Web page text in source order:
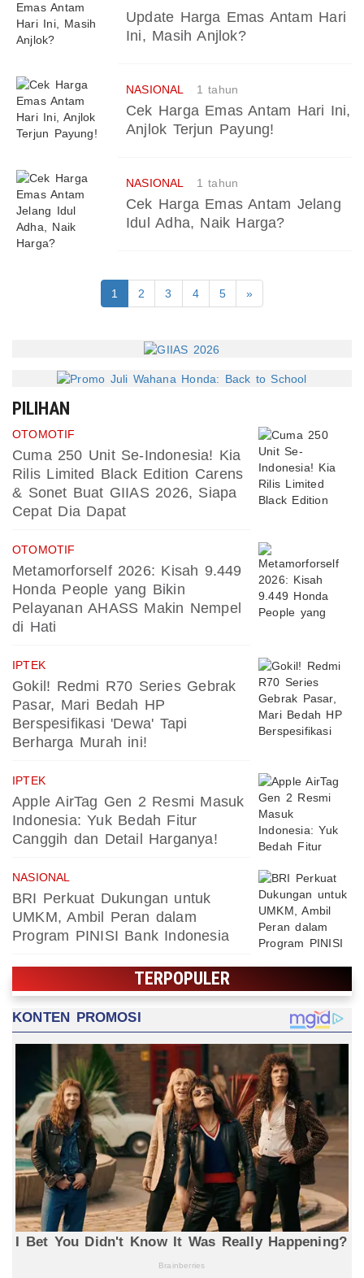
Update Harga Emas Antam Hari
Ini, Masih Anjlok?
NASIONAL 1 tahun
Cek Harga Emas Antam Hari Ini,
Anjlok Terjun Payung!
NASIONAL 1 tahun
Cek Harga Emas Antam Jelang
Idul Adha, Naik Harga?
1 2 3 4 5 »
PILIHAN
OTOMOTIF
Cuma 250 Unit Se-Indonesia! Kia
Rilis Limited Black Edition Carens
& Sonet Buat GIIAS 2026, Siapa
Cepat Dia Dapat
OTOMOTIF
Metamorforself 2026: Kisah 9.449
Honda People yang Bikin
Pelayanan AHASS Makin Nempel
di Hati
IPTEK
Gokil! Redmi R70 Series Gebrak
Pasar, Mari Bedah HP
Berspesifikasi 'Dewa' Tapi
Berharga Murah ini!
IPTEK
Apple AirTag Gen 2 Resmi Masuk
Indonesia: Yuk Bedah Fitur
Canggih dan Detail Harganya!
NASIONAL
BRI Perkuat Dukungan untuk
UMKM, Ambil Peran dalam
Program PINISI Bank Indonesia
TERPOPULER